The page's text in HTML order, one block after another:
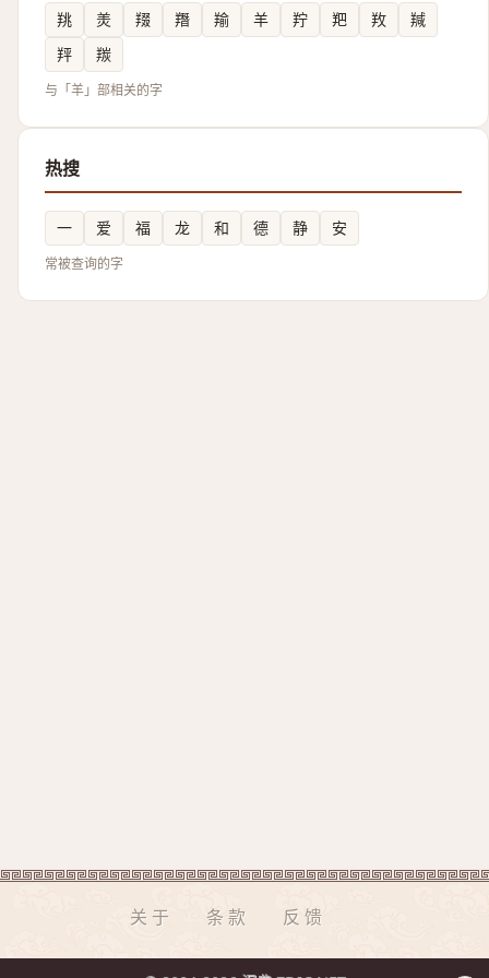
䍮 羙 䍳 䍼 羭 羊 羜 羓 䍩
羬
䍬
羰
与「羊」部相关的字
热搜
一 爱 福 龙 和 德 静 安
常被查询的字
关于 条款 反馈